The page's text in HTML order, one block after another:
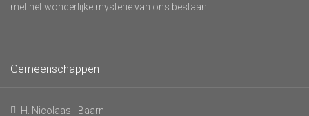
met het wonderlijke mysterie van ons bestaan.
Gemeenschappen
H. Nicolaas - Baarn